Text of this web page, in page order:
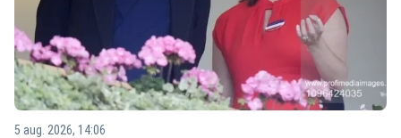
5 aug. 2026, 14:06